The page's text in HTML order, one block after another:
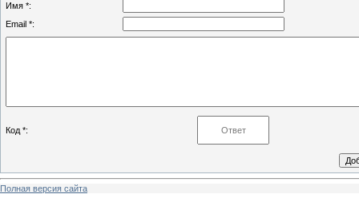
Имя *:
Email *:
Код *:
Полная версия сайта